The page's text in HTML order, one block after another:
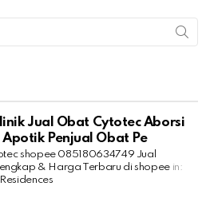
Jual Obat Cytotec Aborsi
Penjual Obat Pe
shopee 085180634749 Jual
& Harga Terbaru di shopee in: